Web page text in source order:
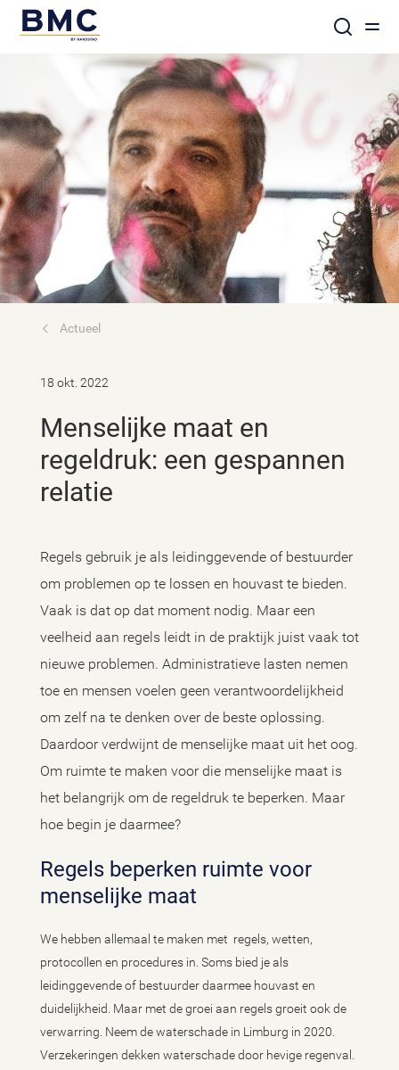
Actueel
18 okt. 2022
Menselijke maat en
regeldruk: een gespannen
relatie
Regels gebruik je als leidinggevende of bestuurder
om problemen op te lossen en houvast te bieden.
Vaak is dat op dat moment nodig. Maar een
veelheid aan regels leidt in de praktijk juist vaak tot
nieuwe problemen. Administratieve lasten nemen
toe en mensen voelen geen verantwoordelijkheid
om zelf na te denken over de beste oplossing.
Daardoor verdwijnt de menselijke maat uit het oog.
Om ruimte te maken voor die menselijke maat is
het belangrijk om de regeldruk te beperken. Maar
hoe begin je daarmee?
Regels beperken ruimte voor
menselijke maat
We hebben allemaal te maken met regels, wetten,
protocollen en procedures in. Soms bied je als
leidinggevende of bestuurder daarmee houvast en
duidelijkheid. Maar met de groei aan regels groeit ook de
verwarring. Neem de waterschade in Limburg in 2020.
Verzekeringen dekken waterschade door hevige regenval.